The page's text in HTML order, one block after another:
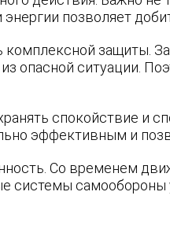
позволяет
защиты.
опасной ситуации.
спокойствие и
эффективным и
Со временем
системы самообороны